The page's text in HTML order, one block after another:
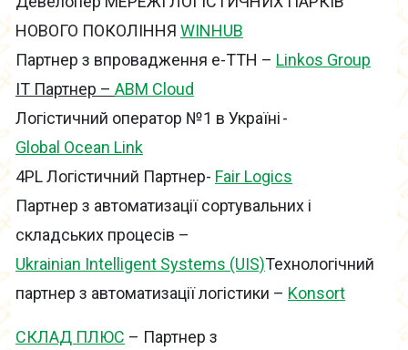
НОВОГО ПОКОЛІННЯ WINHUB
Партнер з впровадження e-ТТН – Linkos Group
ІТ Партнер – ABM Cloud
Логістичний оператор №1 в Україні -
Global Ocean Link
4PL Логістичний Партнер- Fair Logics
Партнер з автоматизації сортувальних і
складських процесів –
Ukrainian Intelligent Systems (UIS)Технологічний
партнер з автоматизації логістики – Konsort
СКЛАД ПЛЮС – Партнер з